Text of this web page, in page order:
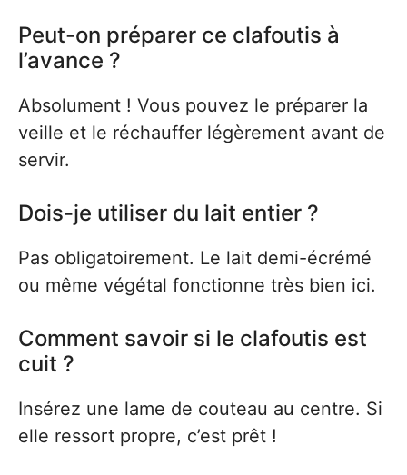
Peut-on préparer ce clafoutis à
l’avance ?
Absolument ! Vous pouvez le préparer la
veille et le réchauffer légèrement avant de
servir.
Dois-je utiliser du lait entier ?
Pas obligatoirement. Le lait demi-écrémé
ou même végétal fonctionne très bien ici.
Comment savoir si le clafoutis est
cuit ?
Insérez une lame de couteau au centre. Si
elle ressort propre, c’est prêt !